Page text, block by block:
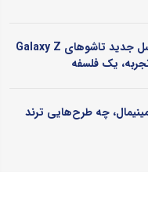
پشت صحنه مهندسی نسل جدید تاشوهای Galaxy Z
یک فلسفه
چه طرح‌هایی ترند